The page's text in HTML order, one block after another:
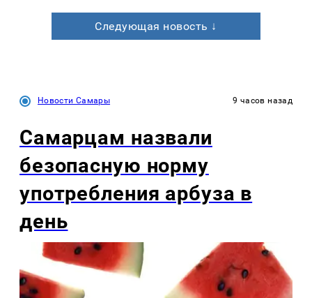
Следующая новость ↓
Новости Самары 9 часов назад
Самарцам назвали
безопасную норму
употребления арбуза в
день